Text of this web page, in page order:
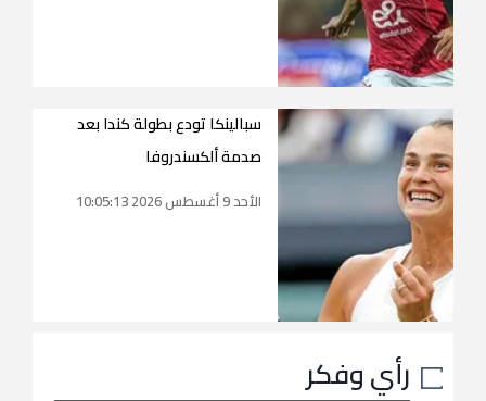
سبالينكا تودع بطولة كندا بعد
صدمة ألكسندروفا
الأحد 9 أغسطس 2026 10:05:13
رأي وفكر